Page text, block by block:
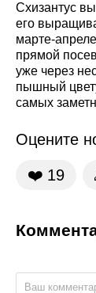
Схизантус
его
марте-
прямой
уже через
пышный
самых
Оцените
❤️ 19